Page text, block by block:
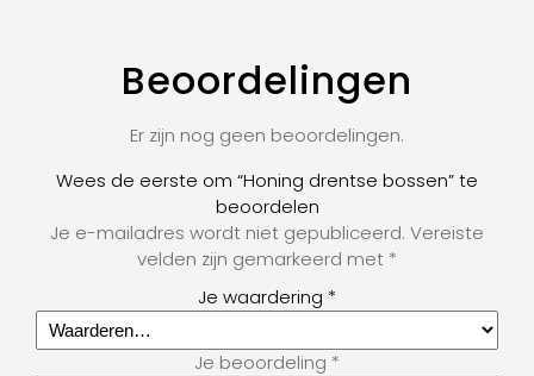
Beoordelingen
Er zijn nog geen beoordelingen.
Wees de eerste om “Honing drentse bossen” te
beoordelen
Je e-mailadres wordt niet gepubliceerd. Vereiste
velden zijn gemarkeerd met *
Je waardering *
Je beoordeling *